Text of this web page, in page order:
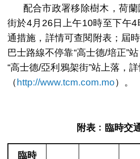
配合市政署移除樹木，荷
街於4月26日上午10時至下午4
通措施，詳情可查閱附表；屆
巴士路線不停靠“高士德/培正”
“高士德/亞利鴉架街”站上落，
（http://www.tcm.com.mo）。
附表﹕臨時交
臨時